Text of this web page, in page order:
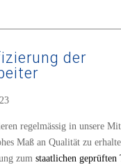
der
regelmässig in unsere
Maß an Qualität zu
zum staatlichen geprüften